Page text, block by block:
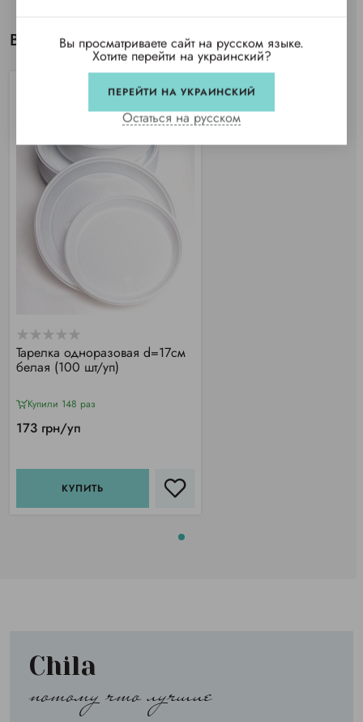
Вы просматривали
Тарелка одноразовая d=17см
белая (100 шт/уп)
Купили 148 раз
173 грн/уп
КУПИТЬ
Chila
потому что лучшие
Вы просматриваете сайт на русском языке.
Хотите перейти на украинский?
ПЕРЕЙТИ НА УКРАИНСКИЙ
Остаться на русском